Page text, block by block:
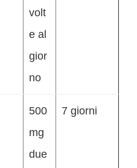
volt
e al
gior
no
500
mg
due
7 giorni